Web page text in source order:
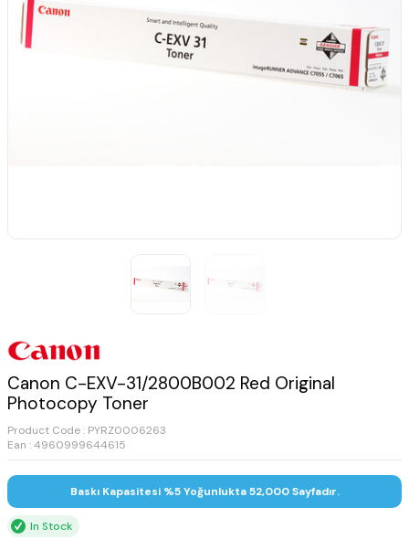
Canon C-EXV-31/2800B002 Red Original
Photocopy Toner
Product Code : PYRZ0006263
Ean : 4960999644615
Baskı Kapasitesi %5 Yoğunlukta 52,000 Sayfadır.
In Stock